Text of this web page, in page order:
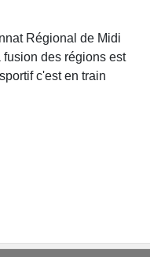
Régional de Midi
des régions est
c'est en train